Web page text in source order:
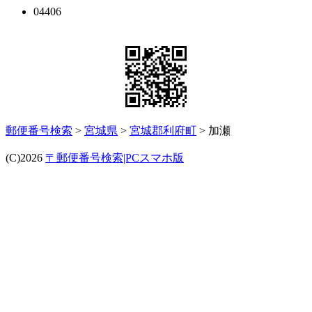
04406
郵便番号検索 > 宮城県 > 宮城郡利府町 > 加瀬
(C)2026 〒郵便番号検索|PCスマホ版